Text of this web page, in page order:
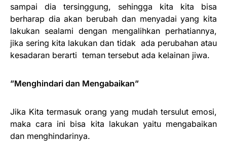
sampai dia tersinggung, sehingga kita kita bisa
berharap dia akan berubah dan menyadai yang kita
lakukan sealami dengan mengalihkan perhatiannya,
jika sering kita lakukan dan tidak ada perubahan atau
kesadaran berarti teman tersebut ada kelainan jiwa.
”Menghindari dan Mengabaikan”
Jika Kita termasuk orang yang mudah tersulut emosi,
maka cara ini bisa kita lakukan yaitu mengabaikan
dan menghindarinya.